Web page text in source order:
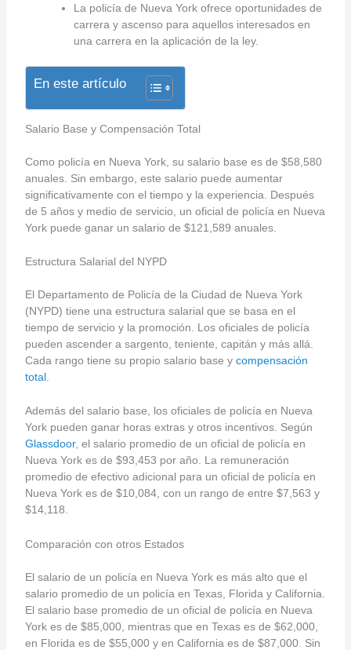
La policía de Nueva York ofrece oportunidades de
carrera y ascenso para aquellos interesados en
una carrera en la aplicación de la ley.
En este artículo
Salario Base y Compensación Total
Como policía en Nueva York, su salario base es de $58,580
anuales. Sin embargo, este salario puede aumentar
significativamente con el tiempo y la experiencia. Después
de 5 años y medio de servicio, un oficial de policía en Nueva
York puede ganar un salario de $121,589 anuales.
Estructura Salarial del NYPD
El Departamento de Policía de la Ciudad de Nueva York
(NYPD) tiene una estructura salarial que se basa en el
tiempo de servicio y la promoción. Los oficiales de policía
pueden ascender a sargento, teniente, capitán y más allá.
Cada rango tiene su propio salario base y compensación
total.
Además del salario base, los oficiales de policía en Nueva
York pueden ganar horas extras y otros incentivos. Según
Glassdoor, el salario promedio de un oficial de policía en
Nueva York es de $93,453 por año. La remuneración
promedio de efectivo adicional para un oficial de policía en
Nueva York es de $10,084, con un rango de entre $7,563 y
$14,118.
Comparación con otros Estados
El salario de un policía en Nueva York es más alto que el
salario promedio de un policía en Texas, Florida y California.
El salario base promedio de un oficial de policía en Nueva
York es de $85,000, mientras que en Texas es de $62,000,
en Florida es de $55,000 y en California es de $87,000. Sin